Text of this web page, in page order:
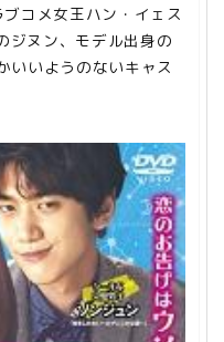
コメ女王ハン・イェス
ジヌン、モデル出身の
いいようのないキャス